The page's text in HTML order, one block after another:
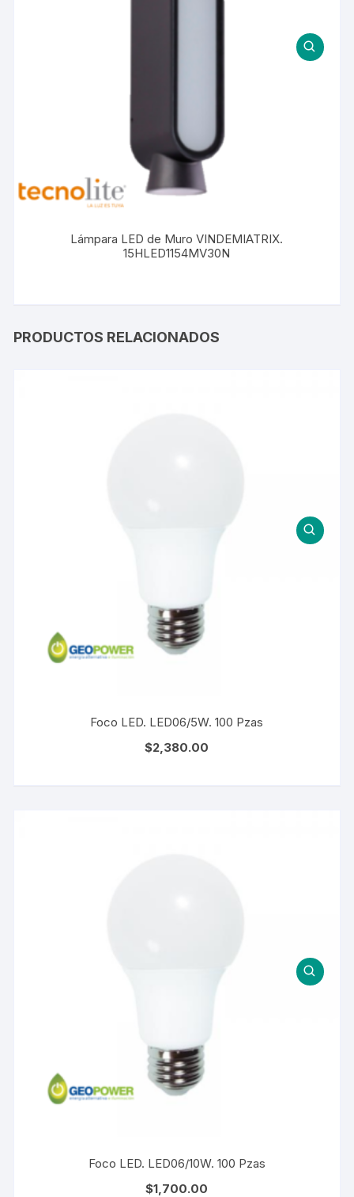
Lámpara LED de Muro VINDEMIATRIX.
15HLED1154MV30N
PRODUCTOS RELACIONADOS
Foco LED. LED06/5W. 100 Pzas
$2,380.00
Foco LED. LED06/10W. 100 Pzas
$1,700.00